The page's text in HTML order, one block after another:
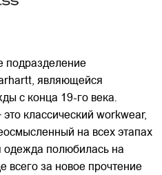
подразделение
являющейся
с конца 19-го века.
классический workwear,
на всех этапах
одежда полюбилась на
всего за новое прочтение